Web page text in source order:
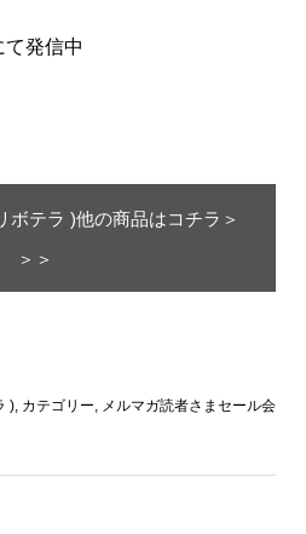
発信中
ボテラ )他の商品はコチラ＞
＞＞
), カテゴリー
メルマガ読者さまセール会